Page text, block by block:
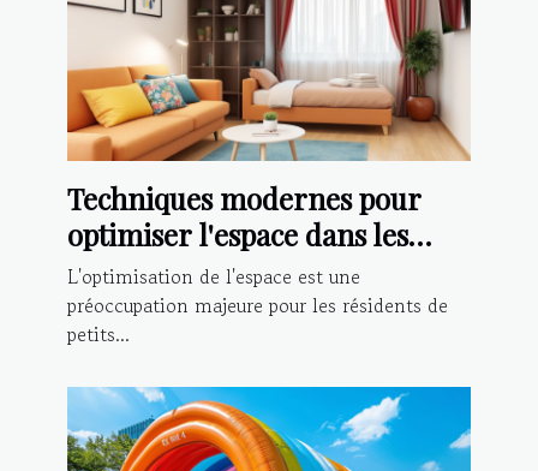
Techniques modernes pour
optimiser l'espace dans les
petits appartements
L'optimisation de l'espace est une
préoccupation majeure pour les résidents de
petits...